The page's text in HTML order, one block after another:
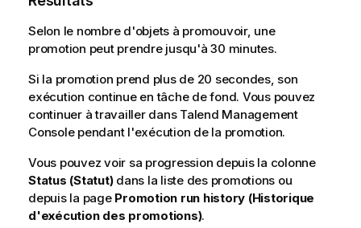
Selon le nombre d'objets à promouvoir, une
promotion peut prendre jusqu'à 30 minutes.
Si la promotion prend plus de 20 secondes, son
exécution continue en tâche de fond. Vous pouvez
continuer à travailler dans Talend Management
Consolependant l'exécution de la promotion.
Vous pouvez voir sa progression depuis la colonne
Status (Statut)dans la liste des promotions ou
depuis la page Promotion run history (Historique
d'exécution des promotions).